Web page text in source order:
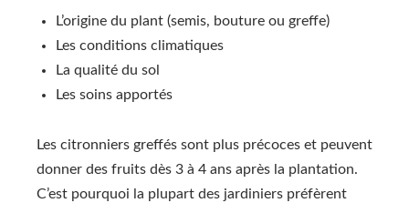
L’origine du plant (semis, bouture ou greffe)
Les conditions climatiques
La qualité du sol
Les soins apportés
Les citronniers greffés sont plus précoces et peuvent
donner des fruits dès 3 à 4 ans après la plantation.
C’est pourquoi la plupart des jardiniers préfèrent